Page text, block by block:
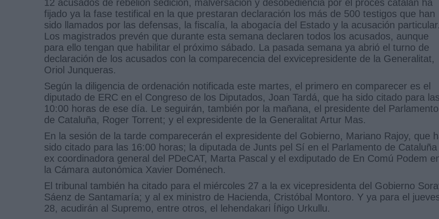
12 acusados de rebelión sedición, malversación y desobediencia por el procés catalán ha
fijado ya la fase testifical en la que prestaran declaración los más de 500 testigos que han
sido llamados por las defensas, la fiscalía, la abogacía del Estado y la acusación particular.
Los magistrados prevén que durante esta semana declaren todos los acusados, aunque
para ello tengan que habilitar el próximo sábado. La pasada semana ya abrió el turno de
declaración de los acusados con la comparecencia del exvicepresidente de la Generalitat,
Oriol Junqueras.
Según la diligencia de ordenación notificada este martes, el primero en comparecer es el
diputado de ERC en el Congreso de los Diputados, Joan Tardá, que ha sido citado para las
10:00 horas de ese día. Le seguirán, también por la mañana, el presidente del Parlamento
de Cataluña, Roger Torrent; y el expresidente de la Generalitat Artur Mas.
En la sesión de la tarde comparecerán el expresidente del Gobierno, Mariano Rajoy, que
sido citado para las 16:00 horas; la diputada de Junts pel Sí en el Parlamento de
ex coordinadora general del PDeCAT, Marta Pascal y el exdiputado de En Comú Podem
la Cámara autonómica Xavier Doménech.
El tribunal también ha citado para el miércoles 27 a la ex vicepresidenta del Gobierno
Sáenz de Santamaría; y al ex ministro de Hacienda, Cristóbal Montoro. Y ya para el
28, acudirán al Supremo, entre otros, el lehendakari Íñigo Urkullu.